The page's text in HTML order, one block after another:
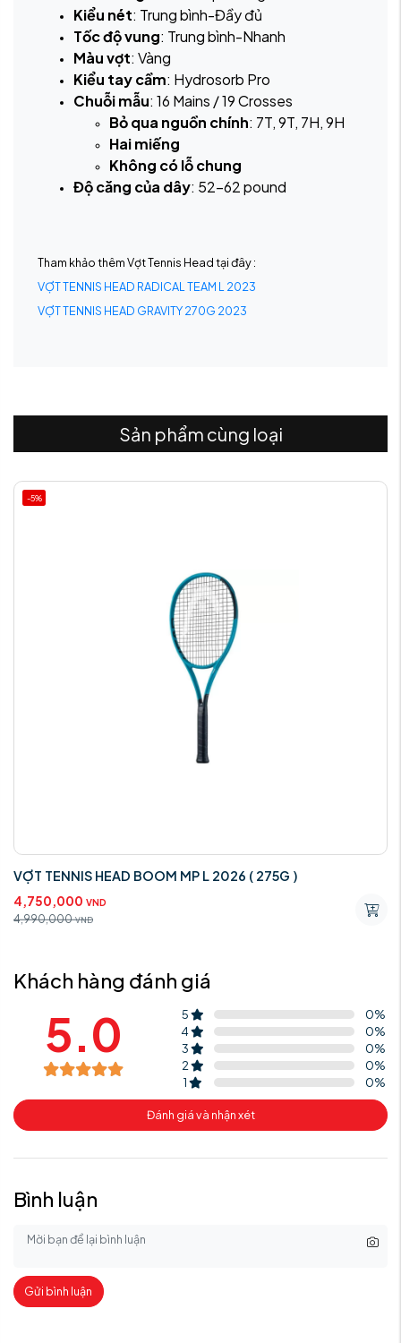
Kiểu nét: Trung bình-Đầy đủ
Tốc độ vung: Trung bình-Nhanh
Màu vợt: Vàng
Kiểu tay cầm: Hydrosorb Pro
Chuỗi mẫu: 16 Mains / 19 Crosses
Bỏ qua nguồn chính: 7T, 9T, 7H, 9H
Hai miếng
Không có lỗ chung
Độ căng của dây: 52-62 pound
Tham khảo thêm Vợt Tennis Head tại đây :
VỢT TENNIS HEAD RADICAL TEAM L 2023
VỢT TENNIS HEAD GRAVITY 270G 2023
Sản phẩm cùng loại
-5%
VỢT TENNIS HEAD BOOM MP L 2026 ( 275G )
4,750,000 VND
4,990,000 VND
Khách hàng đánh giá
5.0 5 0%
4
0%
3
0%
2
0%
1
0%
Đánh giá và nhận xét
Bình luận
Gửi bình luận